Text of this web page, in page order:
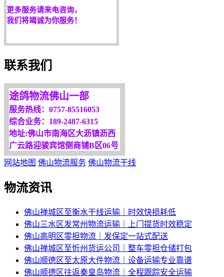
我们将竭诚为你服务！
联系我们
途鸽物流佛山一部
服务热线：0757-85516053
综合业务：189-2487-6315
地址:佛山市南海区大沥镇沥西
广云路迎骏宾馆侧商铺B区06号
网站地图 佛山物流服务 佛山物流干线
物流资讯
佛山禅城区至衡水干线运输｜时效快损耗低
佛山三水区发常州物流运输｜上门提货时效稳定
佛山高明区零担物流｜发保定一站式配送
佛山禅城区至忻州货运公司｜整车零担仓储打包
佛山顺德区至太原大件物流｜设备运输专业靠谱
佛山顺德区往返秦皇岛物流｜全程跟踪安全运输